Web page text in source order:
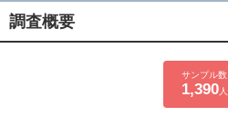
調査概要
サンプル数
1,390人